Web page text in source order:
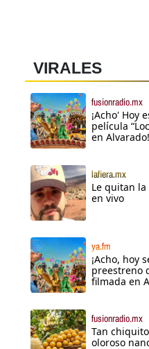
VIRALES
fusionradio.mx
¡Acho' Hoy
película
en Alvarado!
lafiera.mx
Le quitan
en vivo
ya.fm
¡Acho, hoy
preestreno
filmada en
fusionradio.mx
Tan
oloroso